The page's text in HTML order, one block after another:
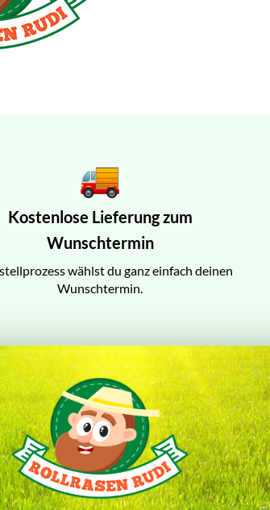
Kostenlose Lieferung zum
Wunschtermin
wählst du ganz einfach deinen
Wunschtermin.